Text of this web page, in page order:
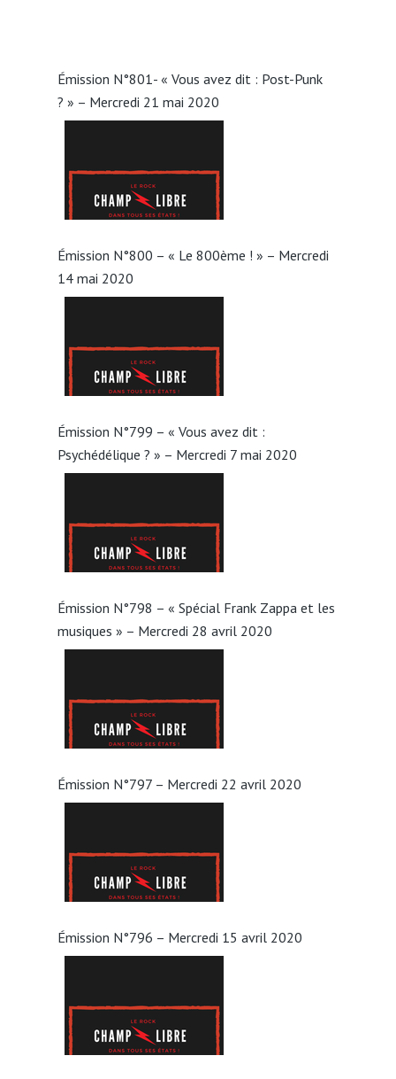
Émission N°801- « Vous avez dit : Post-Punk
? » – Mercredi 21 mai 2020
Émission N°800 – « Le 800ème ! » – Mercredi
14 mai 2020
Émission N°799 – « Vous avez dit :
Psychédélique ? » – Mercredi 7 mai 2020
Émission N°798 – « Spécial Frank Zappa et les
musiques » – Mercredi 28 avril 2020
Émission N°797 – Mercredi 22 avril 2020
Émission N°796 – Mercredi 15 avril 2020